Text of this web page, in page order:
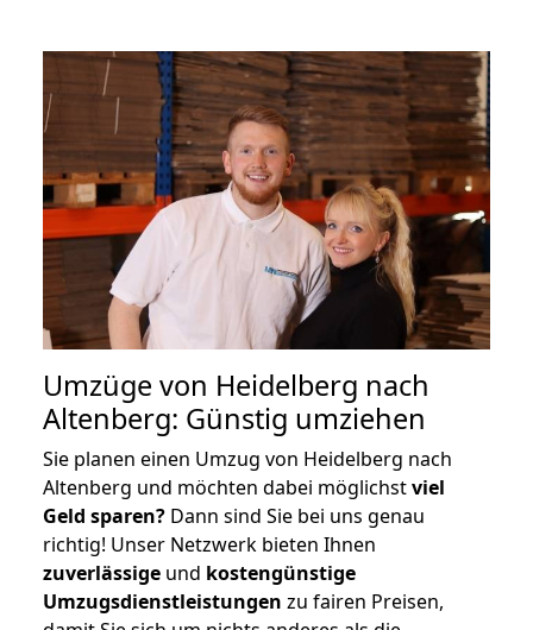
Umzüge von Heidelberg nach
Altenberg: Günstig umziehen
Sie planen einen Umzug von Heidelberg nach
Altenberg und möchten dabei möglichstviel
Geld sparen? Dann sind Sie bei uns genau
richtig! Unser Netzwerk bieten Ihnen
zuverlässige und kostengünstige
Umzugsdienstleistungen zu fairen Preisen,